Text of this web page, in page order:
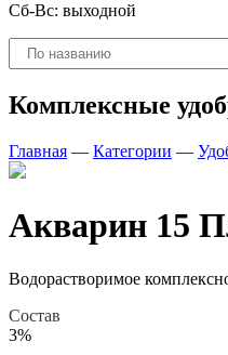
Сб-Вс: выходной
Поиск
товаров
Комплексные
Главная — Категории —
Акварин 15
Водорастворимое
Состав
3%